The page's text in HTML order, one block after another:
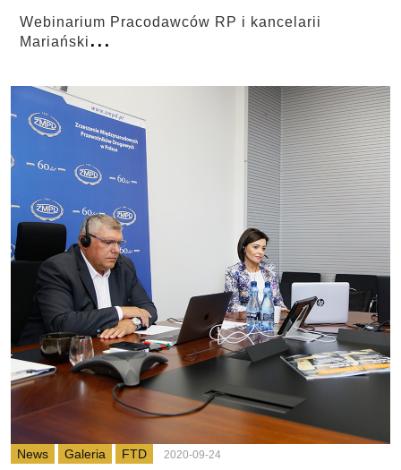
Webinarium Pracodawców RP i kancelarii
Mariański...
News Galeria FTD 2020-09-24